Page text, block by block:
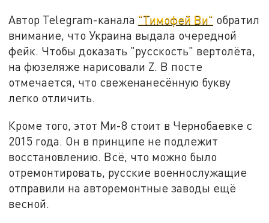
Автор Telegram-канала "Тимофей Ви" обратил
внимание, что Украина выдала очередной
фейк. Чтобы доказать "русскость" вертолёта,
на фюзеляже нарисовали Z. В посте
отмечается, что свеженанесённую букву
легко отличить.
Кроме того, этот Ми-8 стоит в Чернобаевке с
2015 года. Он в принципе не подлежит
восстановлению. Всё, что можно было
отремонтировать, русские военнослужащие
отправили на авторемонтные заводы ещё
весной.